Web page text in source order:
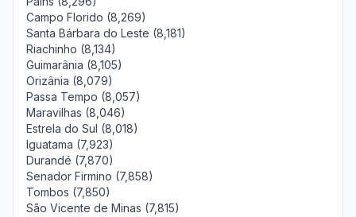
Campo Florido (8,269)
Santa Bárbara do Leste (8,181)
Riachinho (8,134)
Guimarânia (8,105)
Orizânia (8,079)
Passa Tempo (8,057)
Maravilhas (8,046)
Estrela do Sul (8,018)
Iguatama (7,923)
Durandé (7,870)
Senador Firmino (7,858)
Tombos (7,850)
São Vicente de Minas (7,815)